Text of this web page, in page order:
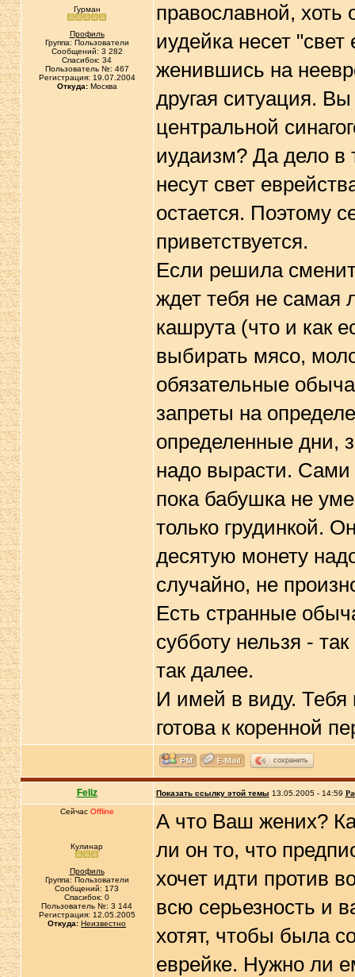
Гурман
Профиль
Группа: Пользователи
Сообщений: 3 282
Спасибок: 34
Пользователь №: 467
Регистрация: 19.07.2004
Откуда:Москва
православной,
иудейка несет
женившись на
другая ситуация.
центральной
иудаизм? Да дело в
несут свет
остается. Поэтому
приветствуется.
Если решила
ждет тебя не самая
кашрута (что и как
выбирать мясо,
обязательные
запреты на
определенные дни,
надо вырасти. Сами
пока бабушка не
только грудинкой.
десятую монету
случайно, не
Есть странные
субботу нельзя -
так далее.
И имей в виду.
готова к коренной
сохранить
Feliz Показать ссылку этой темы 13.05.2005 - 14:59
Сейчас Offline
Кулинар
Профиль
Группа: Пользователи
Сообщений: 173
Спасибок: 0
Пользователь №: 3 144
Регистрация: 12.05.2005
Откуда: Неизвестно
А что Ваш жених?
ли он то, что
хочет идти против
всю серьезность и
хотят, чтобы была
еврейке. Нужно ли